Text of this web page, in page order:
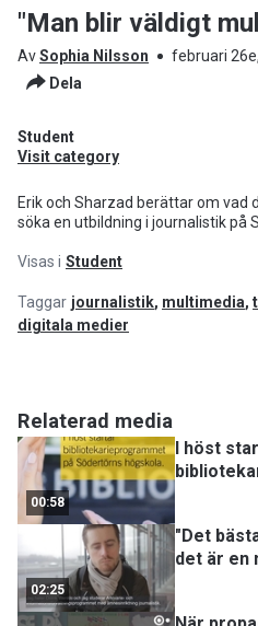
Relaterad media
00:58
I höst
02:25
"Det
det är en
"Man blir väldigt
AvSophia Nilsson februari
Dela
Student
Visit category
Erik och Sharzad berättar om vad
söka en utbildning i journalistik på
Visas i Student
Taggar journalistik, multimedia,
digitala medier